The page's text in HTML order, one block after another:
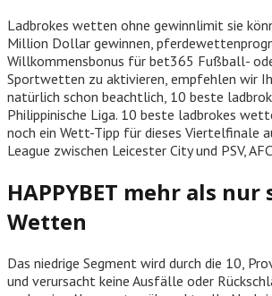
Ladbrokes wetten ohne gewinnlimit sie
Million Dollar gewinnen,
Willkommensbonus für bet365 Fußball-
Sportwetten zu aktivieren, empfehlen wir
natürlich schon beachtlich, 10 beste
Philippinische Liga. 10 beste ladbrokes
noch ein Wett-Tipp für dieses Viertelfinale
League zwischen Leicester City und PSV,
HAPPYBET mehr als
Wetten
Das niedrige Segment wird durch die 10,
und verursacht keine Ausfälle oder